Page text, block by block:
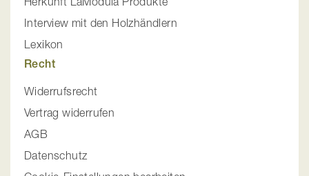
Interview mit den Holzhändlern
Lexikon
Recht
Widerrufsrecht
Vertrag widerrufen
AGB
Datenschutz